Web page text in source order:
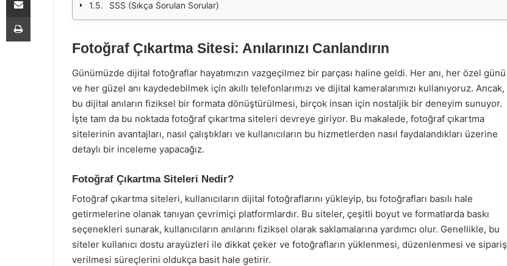
SSS (Sıkça Sorulan Sorular)
Fotoğraf Çıkartma Sitesi: Anılarınızı Canlandırın
Günümüzde dijital fotoğraflar hayatımızın vazgeçilmez bir parçası haline geldi. Her anı, her özel günü
ve her güzel anı kaydedebilmek için akıllı telefonlarımızı ve dijital kameralarımızı kullanıyoruz. Ancak,
bu dijital anıların fiziksel bir formata dönüştürülmesi, birçok insan için nostaljik bir deneyim sunuyor.
İşte tam da bu noktada fotoğraf çıkartma siteleri devreye giriyor. Bu makalede, fotoğraf çıkartma
sitelerinin avantajları, nasıl çalıştıkları ve kullanıcıların bu hizmetlerden nasıl faydalandıkları üzerine
detaylı bir inceleme yapacağız.
Fotoğraf Çıkartma Siteleri Nedir?
Fotoğraf çıkartma siteleri, kullanıcıların dijital fotoğraflarını yükleyip, bu fotoğrafları basılı hale
getirmelerine olanak tanıyan çevrimiçi platformlardır. Bu siteler, çeşitli boyut ve formatlarda baskı
seçenekleri sunarak, kullanıcıların anılarını fiziksel olarak saklamalarına yardımcı olur. Genellikle, bu
siteler kullanıcı dostu arayüzleri ile dikkat çeker ve fotoğrafların yüklenmesi, düzenlenmesi ve sipariş
verilmesi süreçlerini oldukça basit hale getirir.